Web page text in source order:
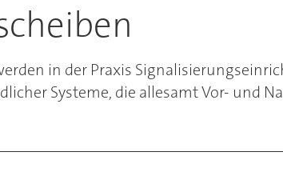
in der Praxis
Systeme, die allesamt Vor- und